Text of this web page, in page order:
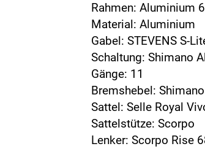
Rahmen: Aluminium
Material: Aluminium
Gabel: STEVENS S-
Schaltung: Shimano
Gänge: 11
Bremshebel:
Sattel: Selle Royal
Sattelstütze: Scorpo
Lenker: Scorpo Rise